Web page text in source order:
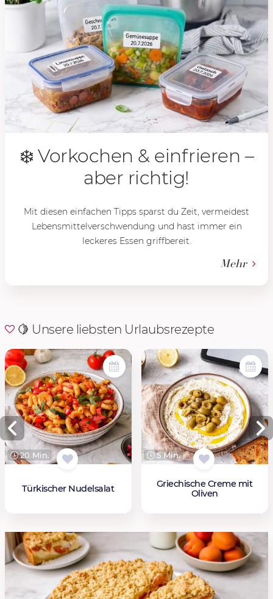
❄️ Vorkochen & einfrieren –
aber richtig!
Mit diesen einfachen Tipps sparst du Zeit, vermeidest
Lebensmittelverschwendung und hast immer ein
leckeres Essen griffbereit.
Mehr
🍋 Unsere liebsten Urlaubsrezepte
20 Min.
Türkischer Nudelsalat
5 Min.
Griechische Creme mit
Oliven